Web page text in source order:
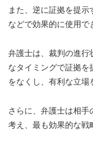
また、逆に証拠を提示
などで効果的に使用で
弁護士は、裁判の進行
なタイミングで証拠
をなくし、有利な立場
さらに、弁護士は相
考え、最も効果的な戦